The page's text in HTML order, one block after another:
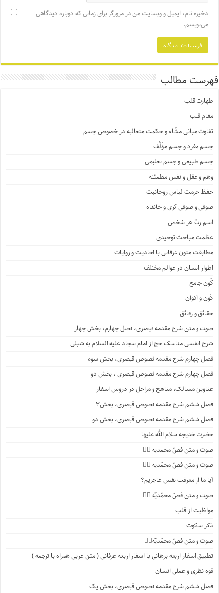
ذخیره نام، ایمیل و وبسایت من در مرورگر برای زمانی که دوباره دیدگاهی
می‌نویسم.
فهرست مطالب
طهارت قلب
مقام قلب
تفاوت مبانی مشّاء و حکمت متعالیه در خصوص جسم
جسم مفرد و جسم مؤَلَّف
جسم طبیعی و جسم تعلیمی
وهم و عقل و نفس مطمئنه
حفظ حرمت لباس روحانیت
صوفی و صوفی گری و خانقاه
اسم ربّ هر شخص
عظمت مباحث توحیدی
مطابقت متون عرفانی با احادیث و روایات
اطوار انسان در عوالم مختلف
کَون جامع
کَون و اکوان
حقائق و رقائق
صوت و متن شرح مقدمه قیصری، فصل چهارم، بخش چهار
شرح انفسی مناسک حج از امام سجاد علیه السلام به شبلی
فصل چهارم شرح مقدمه فصوص قیصری، بخش سوم
فصل چهارم شرح مقدمه فصوص قیصری ، بخش دو
عناوین مسالک، مناهج و مراحل در دروس اسفار
فصل ششم شرح مقدمه فصوص قیصری، بخش۳
فصل ششم شرح مقدمه فصوص قیصری، بخش دو
حضرت خدیجه سلام الله علیها
صوت و متن فصّ محمدیه ۴️⃣
صوت و متن فصّ محمّدیه ۳️⃣
آیا ما از معرفت نفس عاجزیم؟
صوت و متن فصّ محمّدیّه ۲️⃣
مواظبت از قلب
ذکر سکوت
صوت و متن فصّ محمّدیّه۱️⃣
تطبیق اسفار اربعه برهانی با اسفار اربعه عرفانی ( متن عربی همراه با ترجمه )
قوه نظری و عملی انسان
فصل ششم شرح مقدمه فصوص قیصری، بخش یک